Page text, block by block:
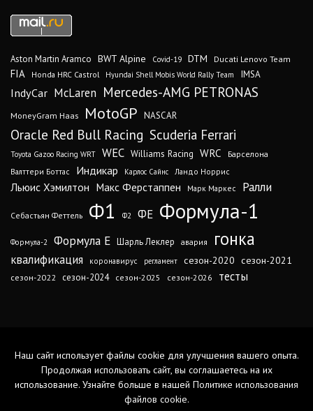
Aston Martin Aramco BWT Alpine Covid-19 DTM Ducati Lenovo Team
FIA Honda HRC Castrol Hyundai Shell Mobis World Rally Team IMSA
IndyCar McLaren Mercedes-AMG PETRONAS
MoneyGram Haas MotoGP NASCAR
Oracle Red Bull Racing Scuderia Ferrari
Toyota Gazoo Racing WRT WEC Williams Racing WRC
Барселона
Валттери Боттас
Индикар Карлос Сайнс Ландо Норрис
Льюис Хэмилтон Макс Ферстаппен Марк Маркес Ралли
Себастьян Феттель Ф1 Ф2 ФЕ Формула-1
Формула-2 Формула Е Шарль Леклер авария гонка
квалификация коронавирус регламент сезон-2020 сезон-2021
сезон-2022 сезон-2024 сезон-2025 сезон-2026 тесты
Наш сайт использует файлы cookie для улучшения вашего опыта.
Продолжая использовать сайт, вы соглашаетесь на их
использование. Узнайте больше в нашей Политике использования
файлов cookie.